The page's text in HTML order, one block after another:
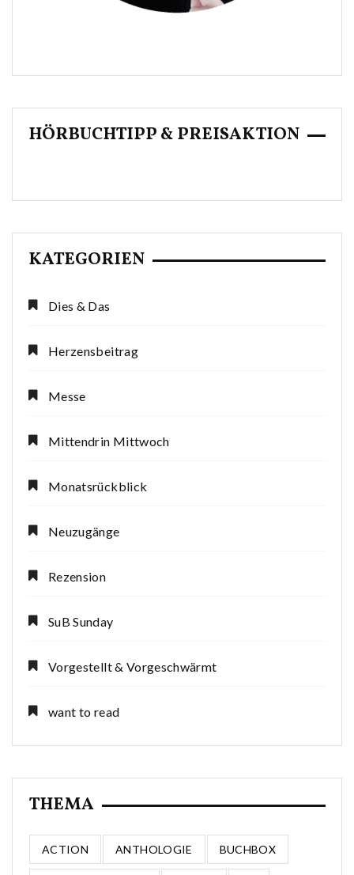
HÖRBUCHTIPP & PREISAKTION
KATEGORIEN
Dies & Das
Herzensbeitrag
Messe
Mittendrin Mittwoch
Monatsrückblick
Neuzugänge
Rezension
SuB Sunday
Vorgestellt & Vorgeschwärmt
want to read
THEMA
ACTION ANTHOLOGIE BUCHBOX